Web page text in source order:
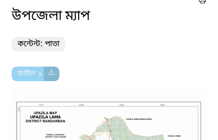
উপজেলা ম্যাপ
কন্টেন্ট: পাতা
ফাইল ১